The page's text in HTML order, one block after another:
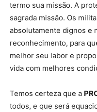
termo sua missão. A
sagrada missão. Os
absolutamente dignos e
reconhecimento, para
melhor seu labor e
vida com melhores
Temos certeza que a
todos, e que será